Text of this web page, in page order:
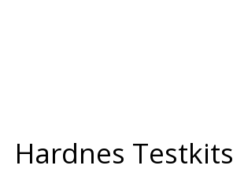
Hardnes Testkits